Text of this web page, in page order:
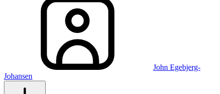
John Egebjerg-
Johansen